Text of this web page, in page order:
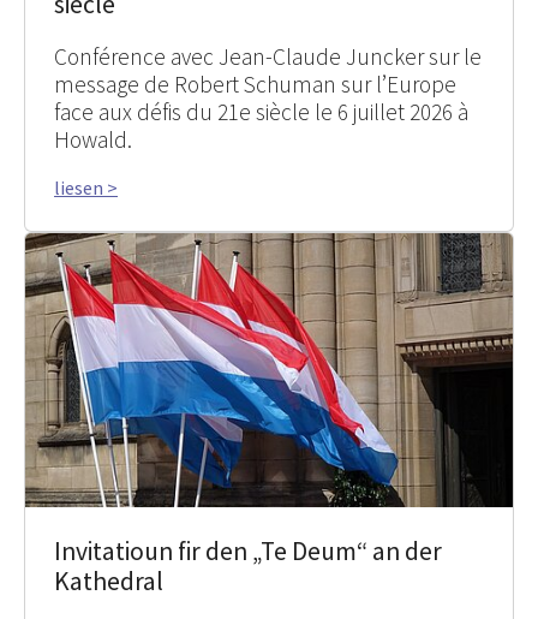
Conférence avec Jean-Claude Juncker sur le
message de Robert Schuman sur l’Europe
face aux défis du 21e siècle le 6 juillet 2026 à
Howald.
liesen >
Invitatioun fir den „Te Deum“ an der
Kathedral